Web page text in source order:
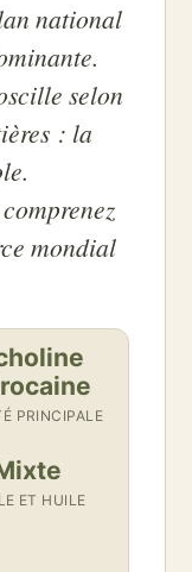
national
selon
: la
mondial
PRINCIPALE
ET HUILE